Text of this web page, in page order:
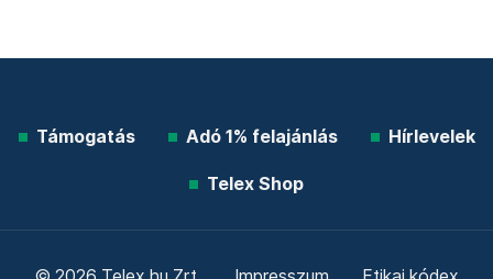
Támogatás Adó 1% felajánlás Hírlevelek
Telex Shop